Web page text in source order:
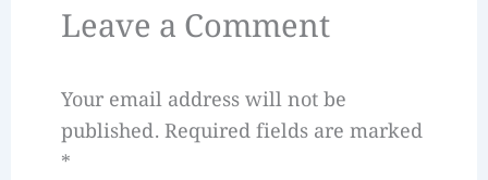
Leave a Comment
Your email address will not be
published. Required fields are marked
*